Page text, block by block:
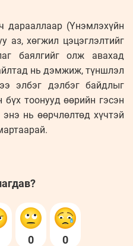
дарааллаар (Үнэмлэхүйн
аз, хөгжил цэцэглэлтийг
баялгийг олж авахад
нь дэмжиж, түншлэл
элбэг дэлбэг байдлыг
тоонууд өөрийн гэсэн
нь өөрчлөлтөд хүчтэй
0 0